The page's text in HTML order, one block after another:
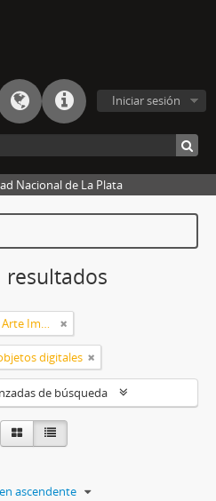
Iniciar sesión
Nacional de La Plata
resultados
Colección de Publicaciones de Arte Impreso
digitales
de búsqueda
ascendente